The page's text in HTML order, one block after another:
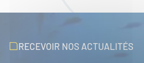
RECEVOIR NOS ACTUALITÉS